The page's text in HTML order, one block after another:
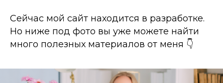
Сейчас мой сайт находится в разработке.
Но ниже под фото вы уже можете найти
много полезных материалов от меня 👇